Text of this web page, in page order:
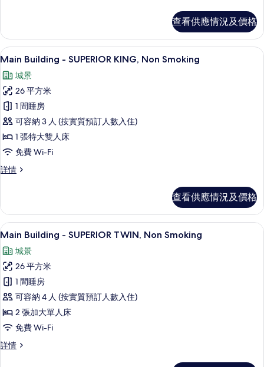
的
相
片
QUEEN,
Non
Smoking
情
查看供應情況及價格
載
入
所
有
Main
Building
-
SUPERIOR
KING,
的
相
片
高級寢具、羽絨被、房內夾萬、手提
18
Main Building - SUPERIOR KING, Non Smoking
城景
26 平方米
1 間睡房
可容納 3 人 (按實質預訂人數入住)
1 張特大雙人床
免費 Wi-Fi
詳情
Main
KING,
Non
Smoking
情
查看供應情況及價格
載
入
所
有
Main
Building
-
SUPERIOR
TWIN,
高級寢具、羽絨被、房內夾萬、手提
18
Main Building - SUPERIOR TWIN, Non Smoking
城景
26 平方米
1 間睡房
可容納 4 人 (按實質預訂人數入住)
2 張加大單人床
免費 Wi-Fi
詳情
Main